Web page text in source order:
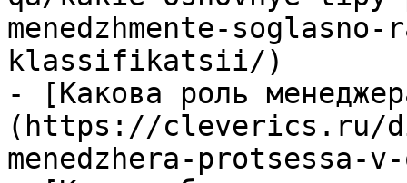
menedzhmente-
klassifikatsii/)
- [Какова роль
(https://cleverics.ru/
menedzhera-